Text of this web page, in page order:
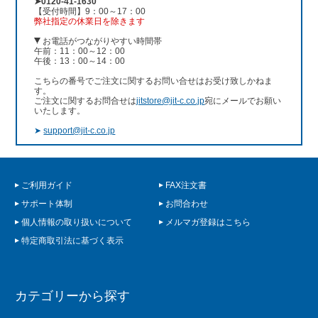
【受付時間】9：00～17：00
弊社指定の休業日を除きます
お電話がつながりやすい時間帯
午前：11：00～12：00
午後：13：00～14：00
こちらの番号でご注文に関するお問い合せはお受け致しかねま
す。
ご注文に関するお問合せはjitstore@jit-c.co.jp宛にメールでお願い
いたします。
➤support@jit-c.co.jp
ご利用ガイド
FAX注文書
サポート体制
お問合わせ
個人情報の取り扱いについて
メルマガ登録はこちら
特定商取引法に基づく表示
カテゴリーから探す